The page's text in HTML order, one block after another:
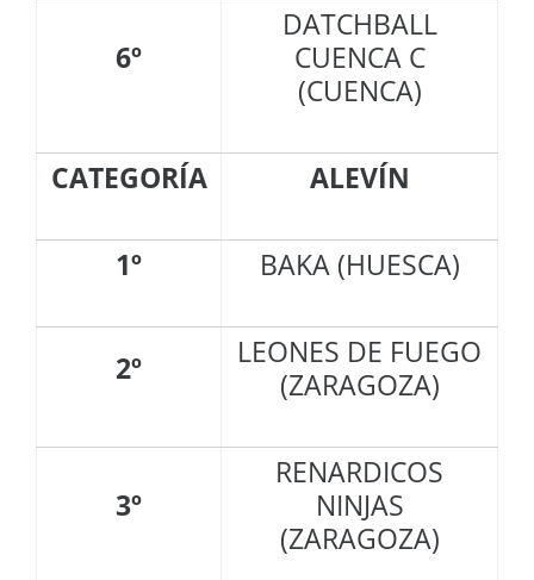
6º
DATCHBALL
CUENCA C
(CUENCA)
CATEGORÍA ALEVÍN
1º BAKA (HUESCA)
2º
LEONES DE FUEGO
(ZARAGOZA)
3º
RENARDICOS
NINJAS
(ZARAGOZA)